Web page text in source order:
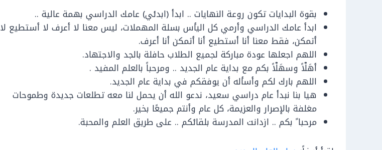
بقوة البدايات تكون روعة النهايات .. ابدأ (ابدئي) عامك الدراسي بهمة عالية ..
ابدأ عامك الدراسي وأرمي كل اليأس بسلة المهملات، ليس معنا لا أعرف لا أستطيع لا
أتمكن، فقط معنا أنا أستطيع أنا أتمكن أنا أعرف.
اللهم اجعلها عودة مباركة لجميع الطلاب حافلة بالجد والاجتهاد.
أهَلْاً وسهَلْاً بكم مع بداية عام الجديد .. ومرحباً بالعلم المفيد .
اللهم بارك لكم وأسأله أن يوفقكم في بداية عام الجديد.
هيا بنا نبدأ عام دراسي سعيد، ندعو الله أن يحمل لنا معه تطلعات جديدة وطموحات
مغلفة بالإصرار والعزيمة، كل عام وأنتم جميعًا بخير.
مرحبا ً بكم .. ازدانت المدرسة بلقائكم .. على طريق العلم والمحبة.